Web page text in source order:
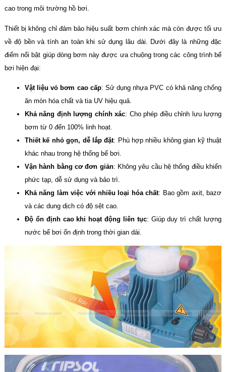
cao trong môi trường hồ bơi.
Thiết bị không chỉ đảm bảo hiệu suất bơm chính xác mà còn được tối ưu
về độ bền và tính an toàn khi sử dụng lâu dài. Dưới đây là những đặc
điểm nổi bật giúp dòng bơm này được ưa chuộng trong các công trình bể
bơi hiện đại:
Vật liệu vỏ bơm cao cấp: Sử dụng nhựa PVC có khả năng chống
ăn mòn hóa chất và tia UV hiệu quả.
Khả năng định lượng chính xác: Cho phép điều chỉnh lưu lượng
bơm từ 0 đến 100% linh hoạt.
Thiết kế nhỏ gọn, dễ lắp đặt: Phù hợp nhiều không gian kỹ thuật
khác nhau trong hệ thống bể bơi.
Vận hành bằng cơ đơn giản: Không yêu cầu hệ thống điều khiển
phức tạp, dễ sử dụng và bảo trì.
Khả năng làm việc với nhiều loại hóa chất: Bao gồm axit, bazơ
và các dung dịch có độ sệt cao.
Độ ổn định cao khi hoạt động liên tục: Giúp duy trì chất lượng
nước bể bơi ổn định trong thời gian dài.